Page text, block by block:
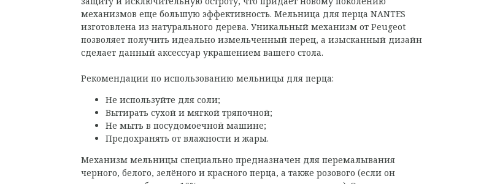
механизмов еще большую эффективность. Мельница для перца NANTES
изготовлена из натурального дерева. Уникальный механизм от Peugeot
позволяет получить идеально измельченный перец, а изысканный дизайн
сделает данный аксессуар украшением вашего стола.
Рекомендации по использованию мельницы для перца:
Не используйте для соли;
Вытирать сухой и мягкой тряпочной;
Не мыть в посудомоечной машине;
Предохранять от влажности и жары.
Механизм мельницы специально предназначен для перемалывания
черного, белого, зелёного и красного перца, а также розового (если он